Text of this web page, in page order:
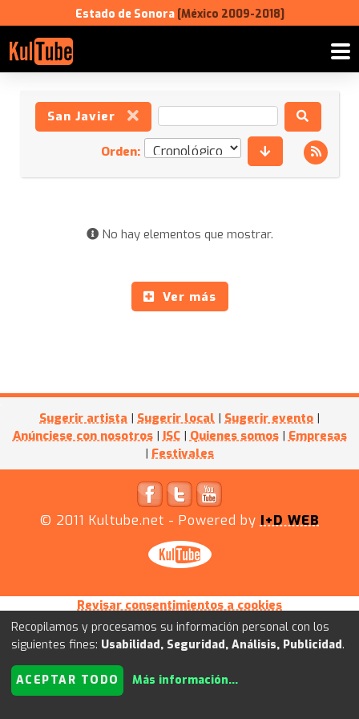
Estado de Sonora [México 2009-2018]
San Javier
Orden:
No hay elementos que mostrar.
Ver más
Sugerir artista | Sugerir local | Sugerir evento |
Anúnciese con nosotros | ISC | Quienes somos | Empresas
| Festivales
© 2011 Kultube.net - Powered by I+D WEB
Revisar consentimientos a cookies
Recopilamos y procesamos su información personal con los
siguientes fines: Usabilidad, Seguridad, Análisis, Publicidad.
ACEPTAR TODO Más información...